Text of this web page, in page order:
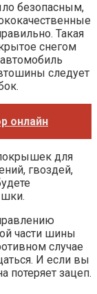
безопасным,
Такая
снегом
следует
онлайн
для
гвоздей,
части шины
случае
И если вы
потеряет зацеп.